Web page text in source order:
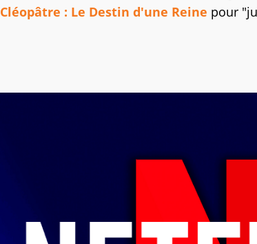
Cléopâtre : Le Destin d'une Reine pour